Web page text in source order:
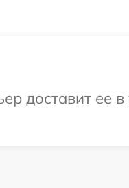
доставит ее